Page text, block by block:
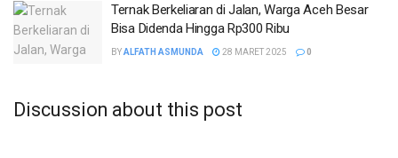
Ternak Berkeliaran di Jalan, Warga Aceh Besar
Bisa Didenda Hingga Rp300 Ribu
BYALFATH ASMUNDA 28 MARET 2025 0
Discussion about this post